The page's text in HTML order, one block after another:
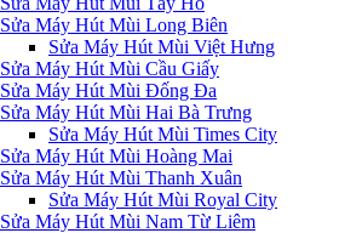
Sửa Máy Hút Mùi Long Biên
Sửa Máy Hút Mùi Việt Hưng
Sửa Máy Hút Mùi Cầu Giấy
Sửa Máy Hút Mùi Đống Đa
Sửa Máy Hút Mùi Hai Bà Trưng
Sửa Máy Hút Mùi Times City
Sửa Máy Hút Mùi Hoàng Mai
Sửa Máy Hút Mùi Thanh Xuân
Sửa Máy Hút Mùi Royal City
Sửa Máy Hút Mùi Nam Từ Liêm